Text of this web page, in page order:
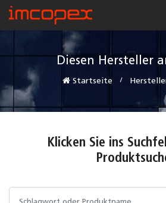
Diesen Hersteller
Startseite
Klicken Sie ins